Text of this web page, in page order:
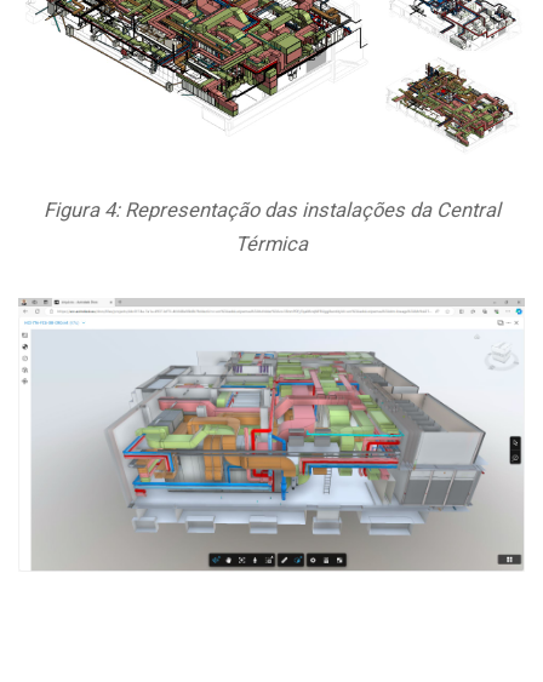
Figura 4: Representação das instalações da Central
Térmica